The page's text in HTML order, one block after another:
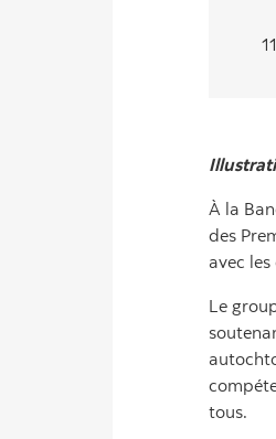
À la
des
avec
Le
tous.